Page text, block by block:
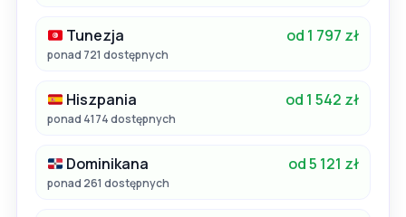
Tunezja od 1 797 zł
ponad 721 dostępnych
Hiszpania od 1 542 zł
ponad 4174 dostępnych
Dominikana od 5 121 zł
ponad 261 dostępnych